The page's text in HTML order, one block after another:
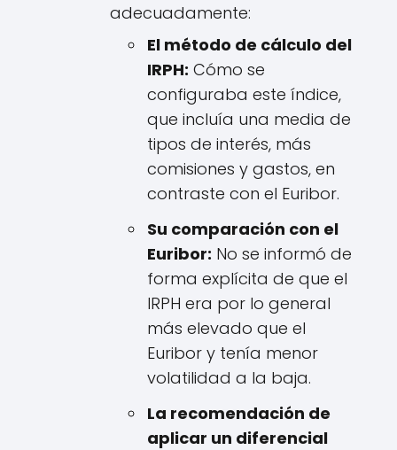
adecuadamente:
El método de cálculo del
IRPH: Cómo se
configuraba este índice,
que incluía una media de
tipos de interés, más
comisiones y gastos, en
contraste con el Euribor.
Su comparación con el
Euribor: No se informó de
forma explícita de que el
IRPH era por lo general
más elevado que el
Euribor y tenía menor
volatilidad a la baja.
La recomendación de
aplicar un diferencial